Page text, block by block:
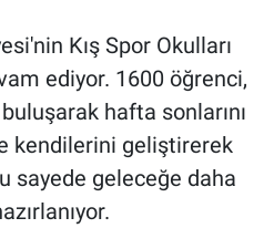
Kış Spor Okulları
ediyor. 1600 öğrenci,
hafta sonlarını
kendilerini geliştirerek
sayede geleceğe daha